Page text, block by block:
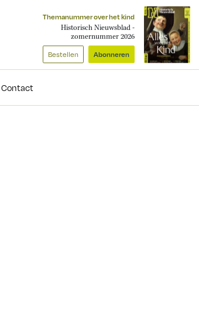
Themanummer over het kind
Historisch Nieuwsblad -
zomernummer 2026
Bestellen Abonneren
Contact